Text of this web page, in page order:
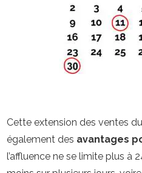
Cette extension des ventes
également des avantages
l’affluence ne se limite plus à